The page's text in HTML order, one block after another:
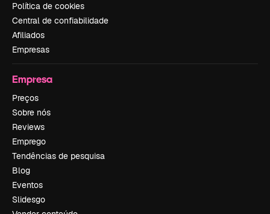
Política de cookies
Central de confiabilidade
Afiliados
Empresas
Empresa
Preços
Sobre nós
Reviews
Emprego
Tendências de pesquisa
Blog
Eventos
Slidesgo